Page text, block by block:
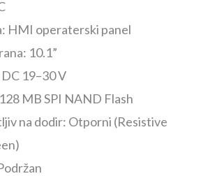
HMI operaterski panel
10.1”
19–30 V
MB SPI NAND Flash
na dodir: Otporni (Resistive